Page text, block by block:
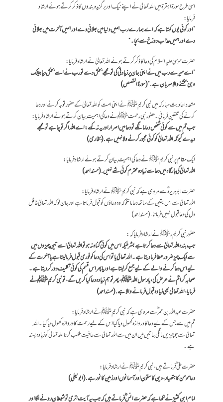
اسی طرح سورۃ البقرۃ میں اللہ تعالیٰ نے اپنے نیک اور برگزیدہ بندوں کا ذکرکرتے ہوئے ارشاد
فرمایا:
”اور کوئی یوں کہتا ہے کہ اے ہمارے رب ہمیں دنیا میں بھلائی دے اور ہمیں آخرت میں بھلائی
دے اور ہمیں عذاب دوزخ سے بچا۔“
حضرت موسیٰ علیہ السلام کی دعا کا ذکر کرتے ہو ئے اللہ تعالیٰ نے ارشاد فرمایا:
”اے میرے رب میں نے اپنی جان پر زیادتی کی تو مجھے بخش دے تو رب نے اسے بخش دیا بیشک
وہی بخشنے والا مہربان ہے.“ (سورۃ القصص)
متعدد احادیث مبارکہ میں نبی کریمﷺ نے اپنی امت کو اللہ تعالیٰ کے حضور توبہ کرنے اور دعا
کرنے کی تلقین فرمائی۔ حضور نبی رحمتﷺ نے دعا کی اہمیت بیان کرتے ہوئے ارشاد فرمایا:
جب تم میں سے کوئی شخص دعا مانگے تو دعا میں اصراراور یہ نہ کہے: اے اللہ اگر تو چاہے تو مجھے
دیدے کیونکہ اللہ تعالیٰ کو کوئی مجبور کرنے ولا نہیں ہے .(بخاری)
ایک مقام پر نبی کریمﷺ نے دعا کی اہمیت بیان کرتے ہوئے ارشاد فرمایا:
اللہ تعالیٰ کی بارگاہ میں دعا سے زیادہ محترم کوئی شے نہیں. (مسند احمد)
حضرت ابو ہریرہ ؓ سے مروی ہے کہ نبی کریمﷺ نے ارشاد فرمایا:
اللہ تعالیٰ سے اس یقین کے ساتھ دعا مانگو کہ وہ دعا ؤں کو قبول فرماتاہے اور جان لو کہ اللہ تعالیٰ غافل
دل کی دعا قبول نہیں فرماتا .(مسند احمد)
حضور نبی کریم رﷺ نے ارشاد فرمایا کہ :
جب بندہ اللہ تعالیٰ سے دعا کرتا ہے بشرطیکہ اس میں کوئی گناہ نہ ہو تو اللہ تعالیٰ اسے تین چیزوں میں
سے ایک چیز ضرور عطا فرما دیتا ہے۔اللہ تعالیٰ یا تو اس کی دعا کو فوری قبول فرمالیتا ہے یا آخرت کے
لیے اس دعا کرنے والے کے لیے جمع کر لیتا ہے اور یا پھر اس قسم کی کوئی تکلیف دور کر دیتا ہے۔
صحابہ کرامؓ نے عرض کی، یا رسو ل اللہﷺ، پھر تو ہم زیادہ دعا کیا کریں گے، تو نبی کریمﷺ نے
فرمایا، اللہ تعالیٰ بھی زیادہ قبول فرمانے والا ہے .(مسند احمد)
حضرت عبداللہ بن عمر ؓسے مروی ہے کہ نبی کریمﷺ نے ارشاد فرمایا:
تم میں سے جس کے لیے دعا کا دروازہ کھول دیا گیا اس کے لیے رحمت کا دروازہ کھول دیا گیا۔ اللہ
تعالیٰ سے جو چیزیں مانگی جاتیں ہیں ان میں سے اللہ تعالیٰ سے عافیت طلب کرنا اللہ تعالیٰ کو زیادہ پسند
ہے۔
حضرت علی ؓ فرماتے ہیں، نبی کریم ﷺ نے ارشاد فرمایا:
دعا مومن کا ہتھیار، دین کا ستون اور آسمانوں اور زمین کا نور ہے. (ابو یعلی)
امام ابن کثیرؒ نے لکھا ہے کہ حضرت انس ؓ فرماتے ہیں کہ جب یہ آیت اتری تو شیطان رونے لگا اور